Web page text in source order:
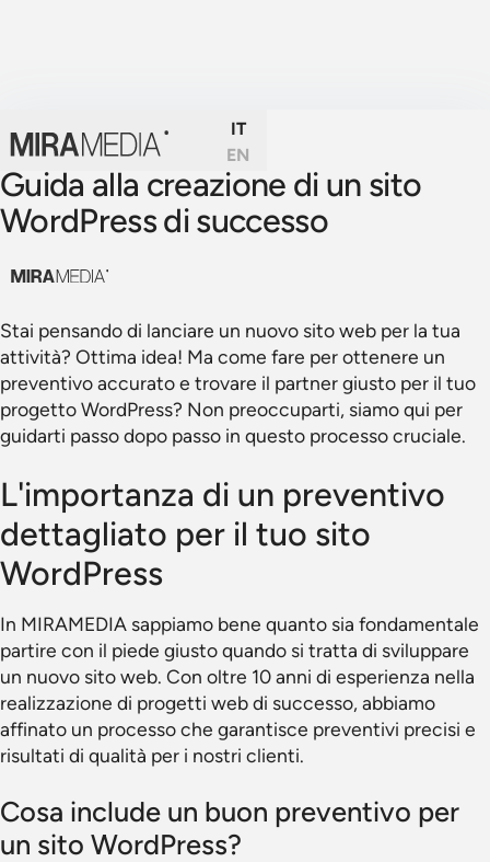
IT
EN
Guida alla creazione di un sito
WordPress di successo
Stai pensando di lanciare un nuovo sito web per la tua
attività? Ottima idea! Ma come fare per ottenere un
preventivo accurato e trovare il partner giusto per il tuo
progetto WordPress? Non preoccuparti, siamo qui per
guidarti passo dopo passo in questo processo cruciale.
L'importanza di un preventivo
dettagliato per il tuo sito
WordPress
In MIRAMEDIA sappiamo bene quanto sia fondamentale
partire con il piede giusto quando si tratta di sviluppare
un nuovo sito web. Con oltre 10 anni di esperienza nella
realizzazione di progetti web di successo, abbiamo
affinato un processo che garantisce preventivi precisi e
risultati di qualità per i nostri clienti.
Cosa include un buon preventivo per
un sito WordPress?